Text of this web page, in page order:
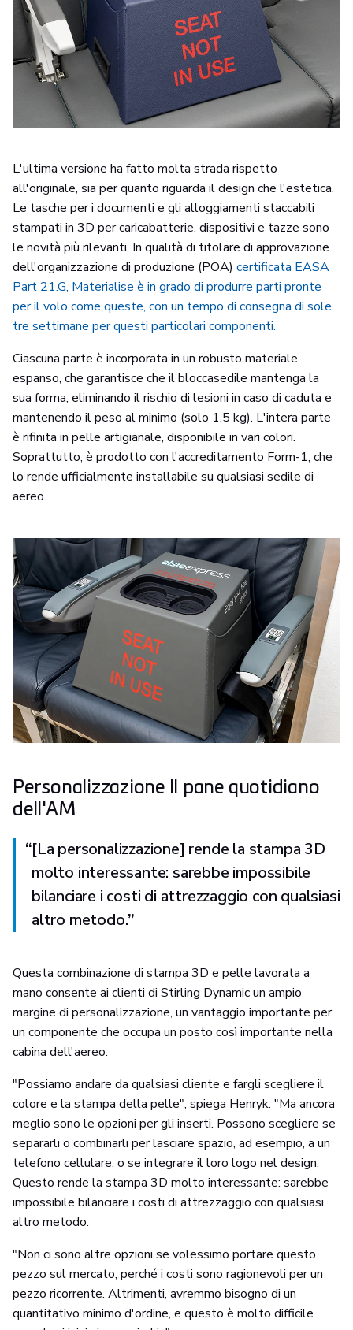
L'ultima versione ha fatto molta strada rispetto
all'originale, sia per quanto riguarda il design che l'estetica.
Le tasche per i documenti e gli alloggiamenti staccabili
stampati in 3D per caricabatterie, dispositivi e tazze sono
le novità più rilevanti. In qualità di titolare di approvazione
dell'organizzazione di produzione (POA) certificata EASA
Part 21.G, Materialise è in grado di produrre parti pronte
per il volo come queste, con un tempo di consegna di sole
tre settimane per questi particolari componenti.
Ciascuna parte è incorporata in un robusto materiale
espanso, che garantisce che il bloccasedile mantenga la
sua forma, eliminando il rischio di lesioni in caso di caduta e
mantenendo il peso al minimo (solo 1,5 kg). L'intera parte
è rifinita in pelle artigianale, disponibile in vari colori.
Soprattutto, è prodotto con l'accreditamento Form-1, che
lo rende ufficialmente installabile su qualsiasi sedile di
aereo.
Personalizzazione Il pane quotidiano
dell'AM
“[La personalizzazione] rende la stampa 3D
molto interessante: sarebbe impossibile
bilanciare i costi di attrezzaggio con qualsiasi
altro metodo.”
Questa combinazione di stampa 3D e pelle lavorata a
mano consente ai clienti di Stirling Dynamic un ampio
margine di personalizzazione, un vantaggio importante per
un componente che occupa un posto così importante nella
cabina dell'aereo.
"Possiamo andare da qualsiasi cliente e fargli scegliere il
colore e la stampa della pelle", spiega Henryk. "Ma ancora
meglio sono le opzioni per gli inserti. Possono scegliere se
separarli o combinarli per lasciare spazio, ad esempio, a un
telefono cellulare, o se integrare il loro logo nel design.
Questo rende la stampa 3D molto interessante: sarebbe
impossibile bilanciare i costi di attrezzaggio con qualsiasi
altro metodo.
"Non ci sono altre opzioni se volessimo portare questo
pezzo sul mercato, perché i costi sono ragionevoli per un
pezzo ricorrente. Altrimenti, avremmo bisogno di un
quantitativo minimo d'ordine, e questo è molto difficile